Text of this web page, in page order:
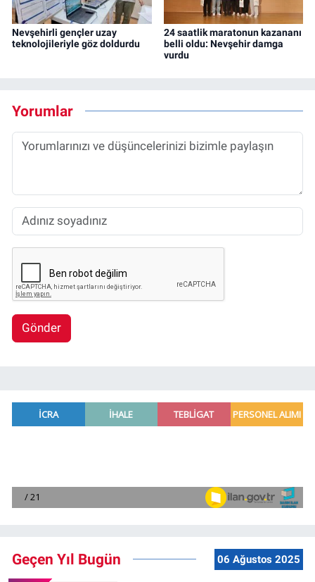
Nevşehirli gençler uzay
teknolojileriyle göz doldurdu
24 saatlik maratonun kazananı
belli oldu: Nevşehir damga
vurdu
Yorumlar
Gönder
Geçen Yıl Bugün 06 Ağustos 2025